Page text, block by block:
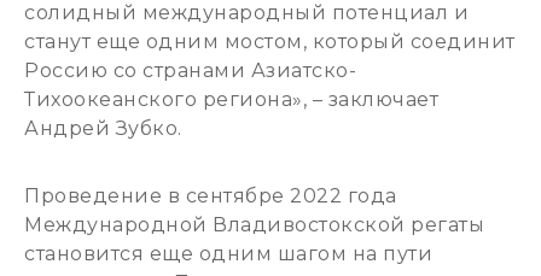
солидный международный потенциал и
станут еще одним мостом, который соединит
Россию со странами Азиатско-
Тихоокеанского региона», – заключает
Андрей Зубко.
Проведение в сентябре 2022 года
Международной Владивостокской регаты
становится еще одним шагом на пути